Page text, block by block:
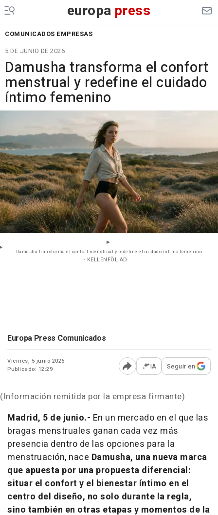
europa press
COMUNICADOS EMPRESAS
5 DE JUNIO DE 2026
Damusha transforma el confort
menstrual y redefine el cuidado
íntimo femenino
Damusha transforma el confort menstrual y redefine el cuidado íntimo femenino
- KELLENFÖL AD
Europa Press Comunicados
Viernes, 5 junio 2026
Publicado: 12:29
Abrir opciones para
IA Seguir en
(Información remitida por la empresa firmante)
Madrid, 5 de junio.- En un mercado en el que las
bragas menstruales ganan cada vez más
presencia dentro de las opciones para la
menstruación, nace Damusha, una nueva marca
que apuesta por una propuesta diferencial:
situar el confort y el bienestar íntimo en el
centro del diseño, no solo durante la regla,
sino también en otras etapas y momentos de la